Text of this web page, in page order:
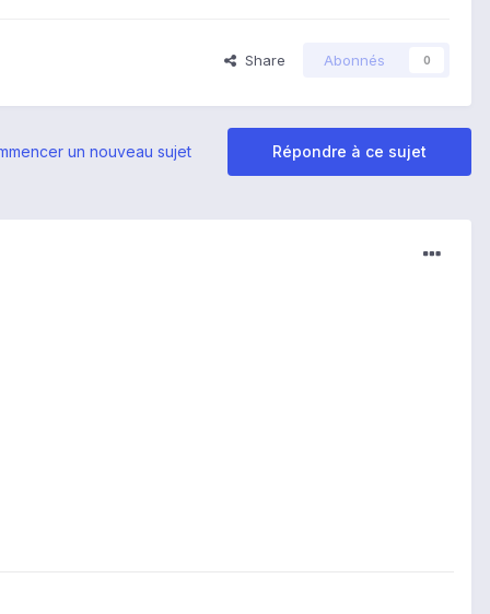
Share Abonnés 0
Répondre à ce sujet
un nouveau sujet